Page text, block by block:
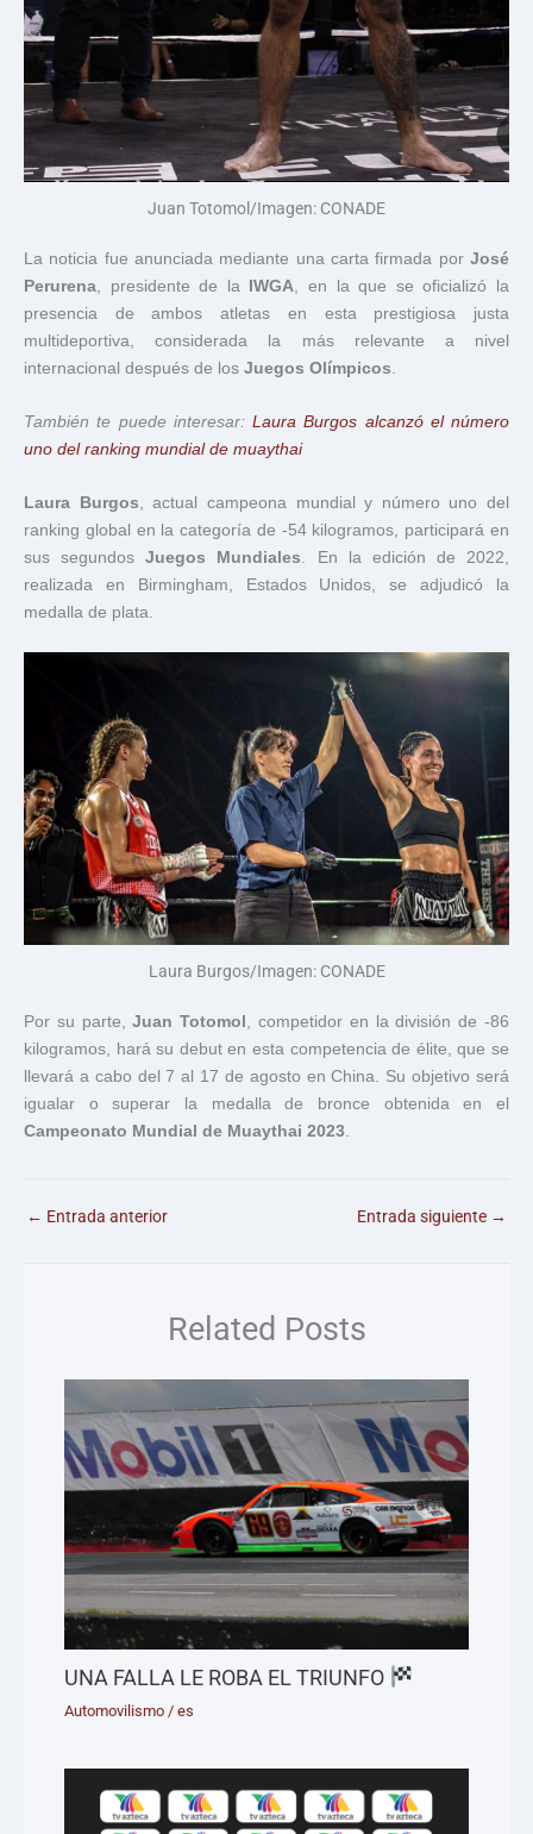
Juan Totomol/Imagen: CONADE
La noticia fue anunciada mediante una carta firmada por José
Perurena, presidente de la IWGA, en la que se oficializó la
presencia de ambos atletas en esta prestigiosa justa
multideportiva, considerada la más relevante a nivel
internacional después de los Juegos Olímpicos.
También te puede interesar: Laura Burgos alcanzó el número
uno del ranking mundial de muaythai
Laura Burgos , actual campeona mundial y número uno del
ranking global en la categoría de -54 kilogramos, participará en
sus segundosJuegos Mundiales . En la edición de 2022,
realizada en Birmingham, Estados Unidos, se adjudicó la
medalla de plata.
Laura Burgos/Imagen: CONADE
Por su parte,Juan Totomol , competidor en la división de -86
kilogramos, hará su debut en esta competencia de élite, que se
llevará a cabo del 7 al 17 de agosto en China. Su objetivo será
igualar o superar la medalla de bronce obtenida en el
Campeonato Mundial de Muaythai 2023.
← Entrada anterior Entrada siguiente →
Related Posts
UNA FALLA LE ROBA EL TRIUNFO
Automovilismo /es